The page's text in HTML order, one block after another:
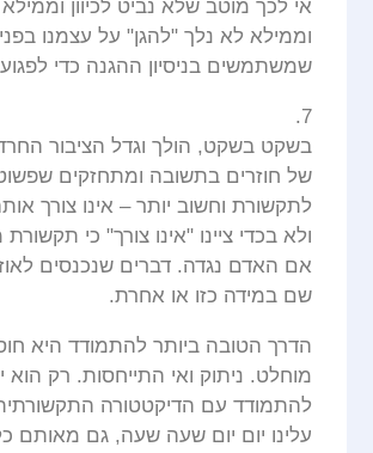
אי לכך מוטב שלא נביט לכיוון
וממילא לא נלך "להגן" על עצמנו
שמשתמשים בניסיון ההגנה כדי
7.
בשקט בשקט, הולך וגדל הציבור
של חוזרים בתשובה ומתחזקים שפשוט
לתקשורת וחשוב יותר – אינו צורך
ולא בכדי ציינו "אינו צורך" כי
אם האדם נגדה. דברים שנכנסים
שם במידה כזו או אחרת.
הדרך הטובה ביותר להתמודד היא
מוחלט. ניתוק ואי התייחסות. רק הוא
להתמודד עם הדיקטטורה
עלינו יום יום שעה שעה, גם מאותם